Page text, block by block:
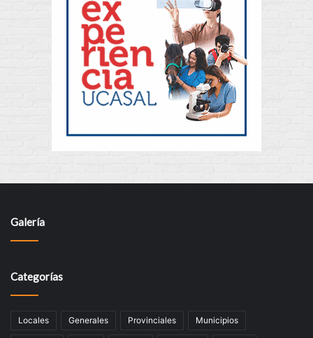
Galería
Categorías
Locales Generales Provinciales Municipios